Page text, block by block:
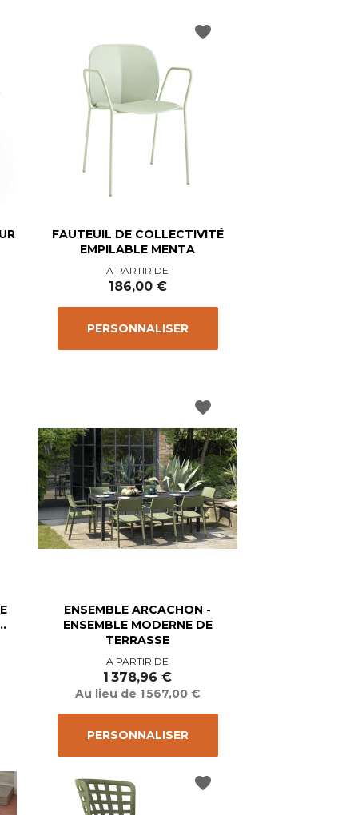
FAUTEUIL DE COLLECTIVITÉ
EMPILABLE MENTA
Prix
A PARTIR DE
186,00 €
PERSONNALISER
favorite
ENSEMBLE ARCACHON -
ENSEMBLE MODERNE DE
TERRASSE
Prix
de
base
Prix
A PARTIR DE
1 378,96 €
Au lieu de 1 567,00 €
PERSONNALISER
favorite
favorite